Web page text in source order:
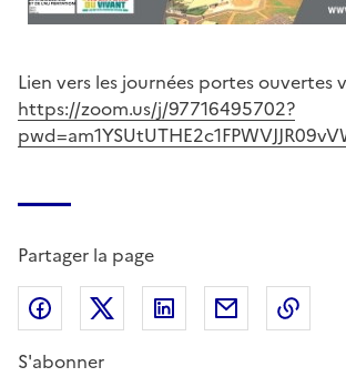
Lien vers les journées portes ouvertes
https://zoom.us/j/97716495702?
Partager la page
Partager sur Facebook
Partager sur X
Partager surPartager
S'abonner